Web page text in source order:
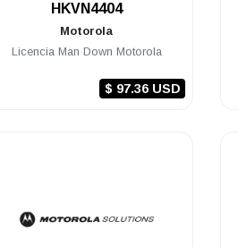
HKVN4404
Motorola
Licencia Man Down Motorola
$ 97.36 USD